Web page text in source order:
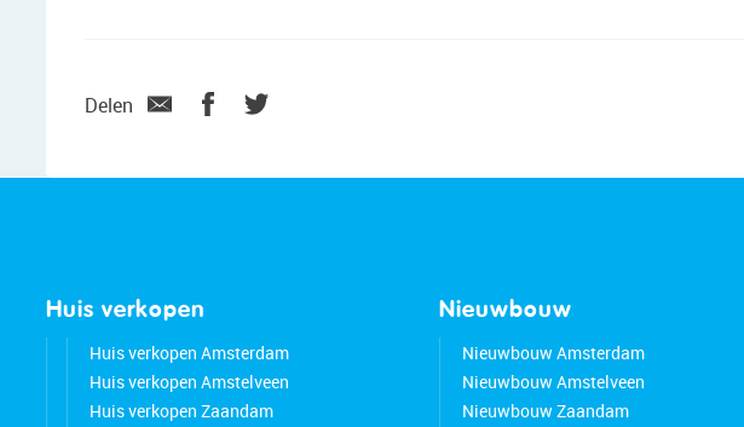
Delen
Huis verkopen
Huis verkopen Amsterdam
Huis verkopen Amstelveen
Huis verkopen Zaandam
Nieuwbouw
Nieuwbouw Amsterdam
Nieuwbouw Amstelveen
Nieuwbouw Zaandam